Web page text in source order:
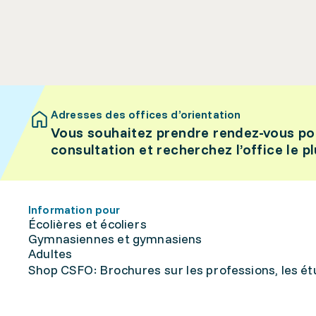
Adresses des offices d’orientation
Vous souhaitez prendre rendez-vous
consultation et recherchez l’office le
Information pour
Écolières et écoliers
Gymnasiennes et gymnasiens
Adultes
Shop CSFO: Brochures sur les professions, les